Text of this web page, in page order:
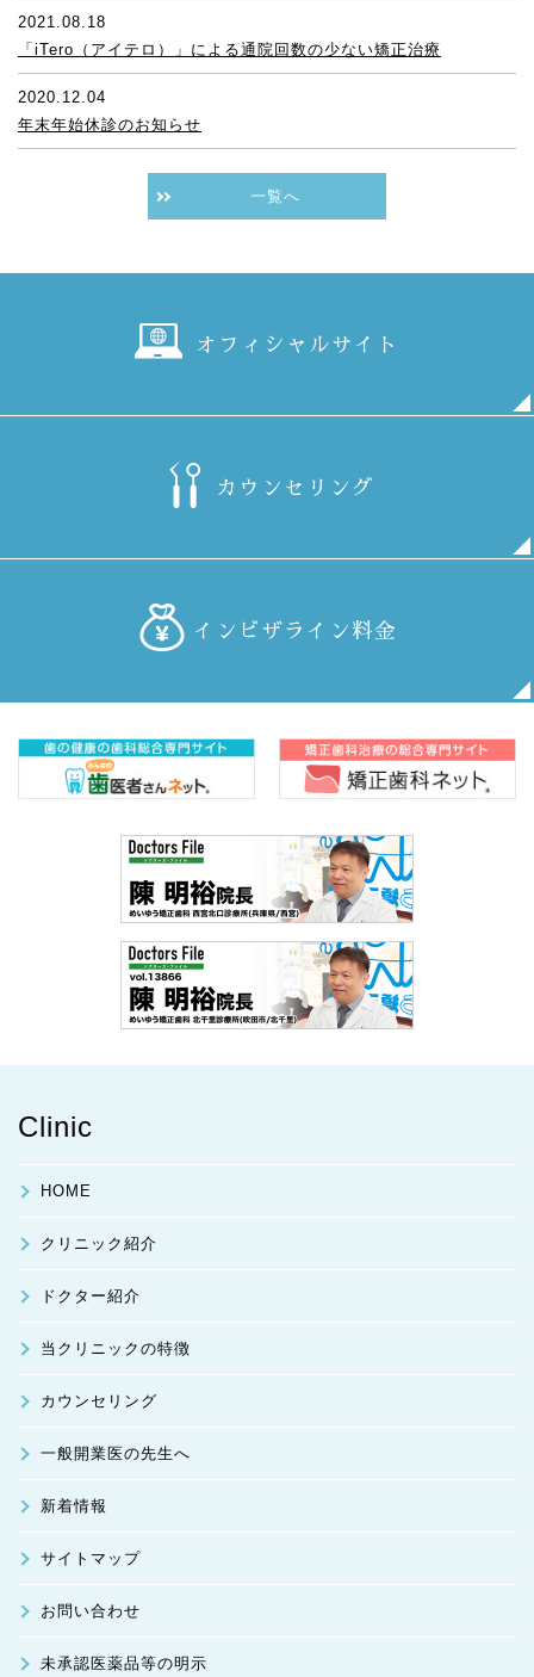
2021.08.18
「iTero（アイテロ）」による通院回数の少ない矯正治療
2020.12.04
年末年始休診のお知らせ
一覧へ
オフィシャルサイト
カウンセリング
インビザライン料金
Clinic
HOME
クリニック紹介
ドクター紹介
当クリニックの特徴
カウンセリング
一般開業医の先生へ
新着情報
サイトマップ
お問い合わせ
未承認医薬品等の明示